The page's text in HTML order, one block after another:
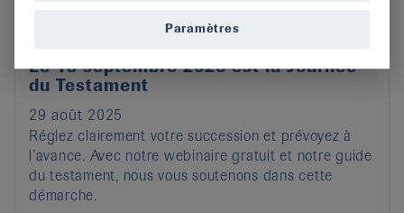
Le 13 septembre 2025 est la Journée
du Testament
29 août 2025
Réglez clairement votre succession et prévoyez à
l’avance. Avec notre webinaire gratuit et notre guide
du testament, nous vous soutenons dans cette
démarche.
Paramètres